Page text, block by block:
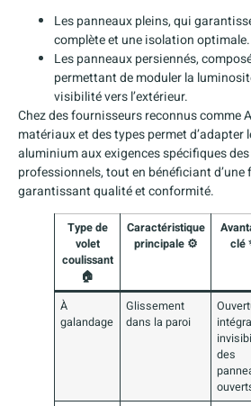
Les panneaux pleins, qui
complète et une isolation optimale.
Les panneaux persiennés,
permettant de moduler la
visibilité vers l’extérieur.
Chez des fournisseurs reconnus comme
matériaux et des types permet d’adapter
aluminium aux exigences spécifiques
professionnels, tout en bénéficiant
garantissant qualité et conformité.
Type de
volet
coulissant
🏠
Caractéristique
principale ⚙️
clé
À
galandage
Glissement
dans la paroi
des